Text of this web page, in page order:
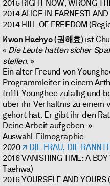
2015 RIGHT NOW, WRONG
2014 ALICE IN
2014 HILL OF FREEDOM
Kwon Haehyo (권해효)ist
«Die Leute hatten sicher
stellen.»
Ein alter Freund von
Programmleiter in einem
trifft Younghee zufällig und
über ihr Verhältnis zu einem
gehört hat. Er gibt ihr den
Deine Arbeit aufgeben. »
Auswahl-Filmographie
2020
DIE FRAU, DIE
2016 VANISHING TIME: A
Taehwa)
2016 YOURSELF AND